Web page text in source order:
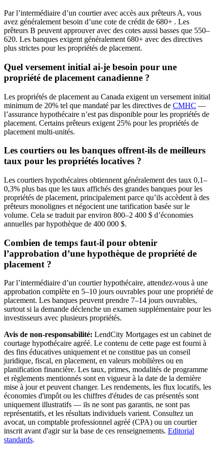
Par l’intermédiaire d’un courtier avec accès aux prêteurs A, vous
avez généralement besoin d’une cote de crédit de 680+ . Les
prêteurs B peuvent approuver avec des cotes aussi basses que 550–
620. Les banques exigent généralement 680+ avec des directives
plus strictes pour les propriétés de placement.
Quel versement initial ai-je besoin pour une
propriété de placement canadienne ?
Les propriétés de placement au Canada exigent un versement initial
minimum de 20% tel que mandaté par les directives de CMHC —
l’assurance hypothécaire n’est pas disponible pour les propriétés de
placement. Certains prêteurs exigent 25% pour les propriétés de
placement multi-unités.
Les courtiers ou les banques offrent-ils de meilleurs
taux pour les propriétés locatives ?
Les courtiers hypothécaires obtiennent généralement des taux 0,1–
0,3% plus bas que les taux affichés des grandes banques pour les
propriétés de placement, principalement parce qu’ils accèdent à des
prêteurs monolignes et négocient une tarification basée sur le
volume. Cela se traduit par environ 800–2 400 $ d’économies
annuelles par hypothèque de 400 000 $.
Combien de temps faut-il pour obtenir
l’approbation d’une hypothèque de propriété de
placement ?
Par l’intermédiaire d’un courtier hypothécaire, attendez-vous à une
approbation complète en 5–10 jours ouvrables pour une propriété de
placement. Les banques peuvent prendre 7–14 jours ouvrables,
surtout si la demande déclenche un examen supplémentaire pour les
investisseurs avec plusieurs propriétés.
Avis de non-responsabilité: LendCity Mortgages est un cabinet de
courtage hypothécaire agréé. Le contenu de cette page est fourni à
des fins éducatives uniquement et ne constitue pas un conseil
juridique, fiscal, en placement, en valeurs mobilières ou en
planification financière. Les taux, primes, modalités de programme
et règlements mentionnés sont en vigueur à la date de la dernière
mise à jour et peuvent changer. Les rendements, les flux locatifs, les
économies d'impôt ou les chiffres d'études de cas présentés sont
uniquement illustratifs — ils ne sont pas garantis, ne sont pas
représentatifs, et les résultats individuels varient. Consultez un
avocat, un comptable professionnel agréé (CPA) ou un courtier
inscrit avant d'agir sur la base de ces renseignements. Editorial
standards.